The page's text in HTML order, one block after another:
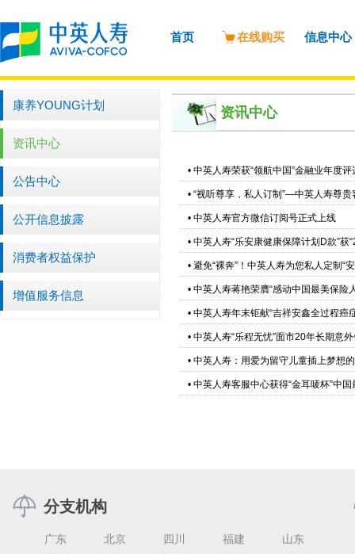
首页 在线购买 信息中心
康养YOUNG计划
资讯中心
公告中心
公开信息披露
消费者权益保护
增值服务信息
资讯中心
• 中英人寿荣获“领航中国”金融业年度评
• “视听尊享，私人订制”—中英人寿尊
• 中英人寿官方微信订阅号正式上线
• 中英人寿“乐安康健康保障计划D款”获
• 避免“裸奔”！中英人寿为您私人定制“
• 中英人寿蒋艳荣膺“感动中国最美保险
• 中英人寿年末钜献“吉祥安鑫全过程癌
• 中英人寿“乐程无忧”面市20年长期意
• 中英人寿：用爱为留守儿童插上梦想
• 中英人寿客服中心获得“金耳唛杯”中
分支机构
广东 北京 四川 福建
山东